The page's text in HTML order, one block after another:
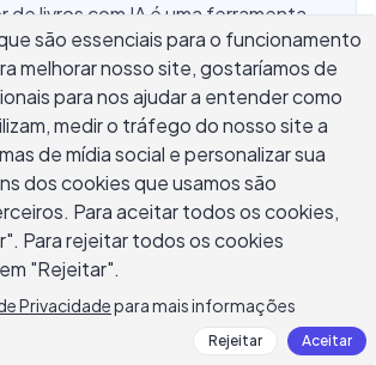
de livros com IA é uma ferramenta
capítulos densos de livros didáticos
organizadas, listas de conceitos-
de seções que você
usar para estudar. Para
trabalham com centenas de
atribuída, revisando antes de
ou tentando acompanhar
um resumidor de
pode reduzir significativamente o
a leitura e a compreensão. Este guia
essas ferramentas funcionam, onde
são essenciais para o funcionamento
melhorar nosso site, gostaríamos de
para nos ajudar a entender como
medir o tráfego do nosso site a
de mídia social e personalizar sua
dos cookies que usamos são
Para aceitar todos os cookies,
Para rejeitar todos os cookies
"Rejeitar".
Privacidadepara mais informações
Rejeitar Aceitar